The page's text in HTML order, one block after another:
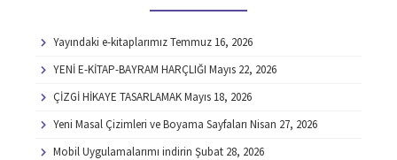
Yayındaki e-kitaplarımızTemmuz 16, 2026
YENİ E-KİTAP-BAYRAM HARÇLIĞI Mayıs 22, 2026
ÇİZGİ HİKAYE TASARLAMAKMayıs 18, 2026
Yeni Masal Çizimleri ve Boyama Sayfaları Nisan 27, 2026
Mobil Uygulamalarımı indirin Şubat 28, 2026